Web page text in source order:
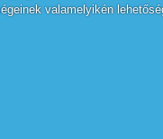
valamelyikén